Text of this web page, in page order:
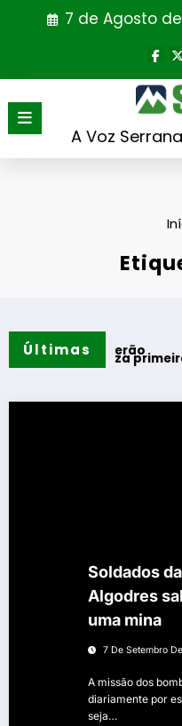
7 de Agosto
A Voz
Últimas
do verão
realiza primeira
Soldados
Algodres
uma mina
7 De Setembro
A missão dos
diariamente por
seja…